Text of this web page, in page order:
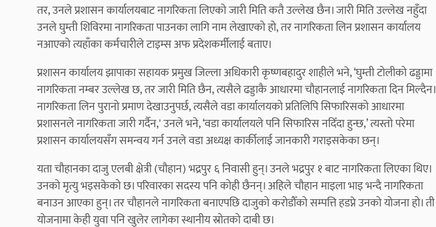
तर, उनले प्रशासन कार्यालयबाट नागरिकता लिएको जारी मिति कतै उल्लेख छैन। जारी मिति उल्लेख नहुँदा
उनले घुम्ती शिविरमा नागरिकता पाउनका लागि नाम लेखाएको हो, तर नागरिकता लिन प्रशासन कार्यालय
नआएको त्यहाँका कर्मचारीले टाइम्स अफ प्रदेशकर्मीलाई बताए।
प्रशासन कार्यालय झापाका सहायक प्रमुख जिल्ला अधिकारी कृष्णबहादुर शाहीले भने, ‘घुम्ती टोलीको ढड्डामा
नागरिकता नम्बर उल्लेख छ, तर जारी मिति छैन, त्यसैले ढड्डाकै आधारमा चौहानलाई नागरिकता दिन मिल्दैन।
नागरिकता लिन पुरानो प्रमाण देखाउनुपर्छ, त्यसैले वडा कार्यालयको प्रतिलिपि सिफारिसको आधारमा
प्रशासनले नागरिकता जारी गर्दैन,' उनले भने, ‘वडा कार्यालयले पनि सिफारिस नदिँदा हुन्छ,’ त्यस्तो परेमा
प्रशासन कार्यालयसँग समन्वय गर्न उनले वडा अध्यक्ष कार्कीलाई जानकारी गराइसकेका छन्।
यता चौहानका दाजु एलबी क्षेत्री (चौहान) भद्रपुर ६ निवासी हुन्। उनले भद्रपुर १ बाट नागरिकता लिएका थिए।
उनको मृत्यु भइसकेको छ। परिवारका सदस्य पनि कोही छैनन्। अहिले चौहान माइला भाइ भन्दै नागरिकता
बनाउन आएका हुन्। तर चौहानले नागरिकता बनाएपछि दाजुको करोडौँको सम्पत्ति हडप्ने उनको योजना हो। ती
योजनामा केही युवा पनि खुलेर लागेका स्थानीय स्रोतको दाबी छ।